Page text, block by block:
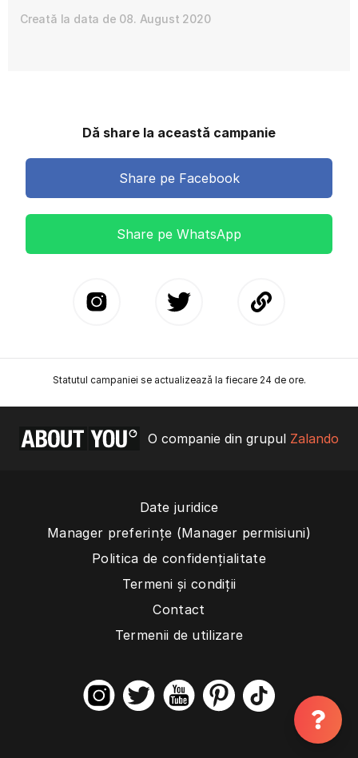
Creată la data de 08. August 2020
Dă share la această campanie
Share pe Facebook
Share pe WhatsApp
Statutul campaniei se actualizează la fiecare 24 de ore.
O companie din grupul Zalando
Date juridice
Manager preferințe (Manager permisiuni)
Politica de confidențialitate
Termeni și condiții
Contact
Termenii de utilizare